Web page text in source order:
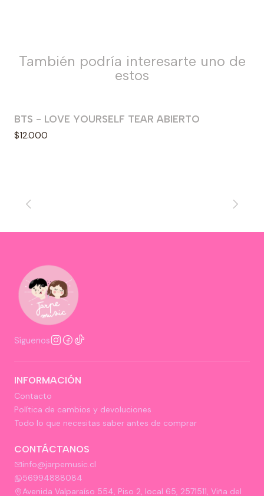
También podría interesarte uno de
estos
Agotado
BTS - LOVE YOURSELF TEAR ABIERTO
$12.000
Síguenos
INFORMACIÓN
Contacto
Política de cambios y devoluciones
Todo lo que necesitas saber antes de comprar
CONTÁCTANOS
info@jarpemusic.cl
56994888084
Avenida Valparaíso 554, Piso 2, local 65, 2571511, Viña del